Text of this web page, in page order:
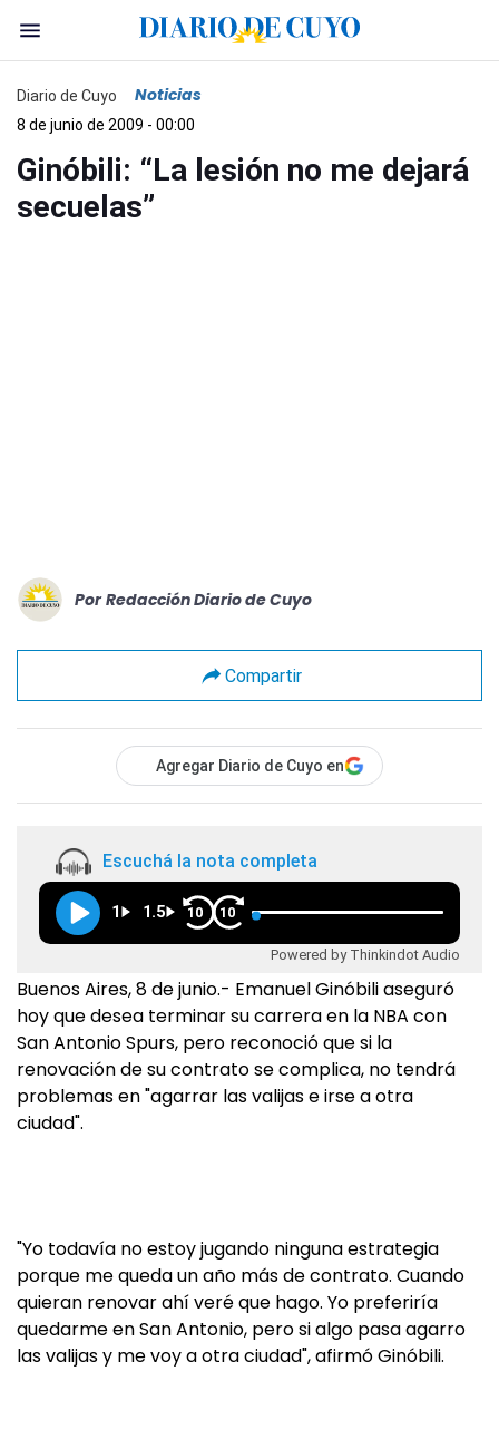
Diario de Cuyo Noticias
8 de junio de 2009 - 00:00
Ginóbili: “La lesión no me dejará
secuelas”
Por Redacción Diario de Cuyo
Compartir
Agregar Diario de Cuyo en
Escuchá la nota completa
1 1.5 10 10
Powered by Thinkindot Audio
Buenos Aires, 8 de junio.- Emanuel Ginóbili aseguró
hoy que desea terminar su carrera en la NBA con
San Antonio Spurs, pero reconoció que si la
renovación de su contrato se complica, no tendrá
problemas en "agarrar las valijas e irse a otra
ciudad".
"Yo todavía no estoy jugando ninguna estrategia
porque me queda un año más de contrato. Cuando
quieran renovar ahí veré que hago. Yo preferiría
quedarme en San Antonio, pero si algo pasa agarro
las valijas y me voy a otra ciudad", afirmó Ginóbili.